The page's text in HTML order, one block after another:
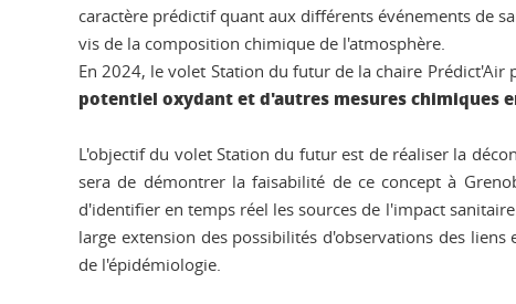
caractère prédictif quant aux différents événements de
vis de la composition chimique de l'atmosphère.
En 2024, le volet Station du futur de la chaire Prédict'Air
potentiel oxydant et d'autres mesures chimiques
L'objectif du volet Station du futur est de réaliser la
sera de démontrer la faisabilité de ce concept à
d'identifier en temps réel les sources de l'impact
large extension des possibilités d'observations des
de l'épidémiologie.